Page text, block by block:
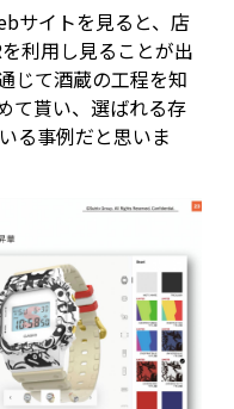
サイトを見ると、店
利用し見ることが出
じて酒蔵の工程を知
て貰い、選ばれる存
る事例だと思いま